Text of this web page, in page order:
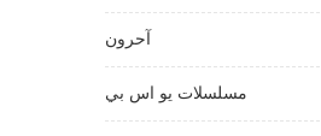
آحرون
مسلسلات يو اس بي